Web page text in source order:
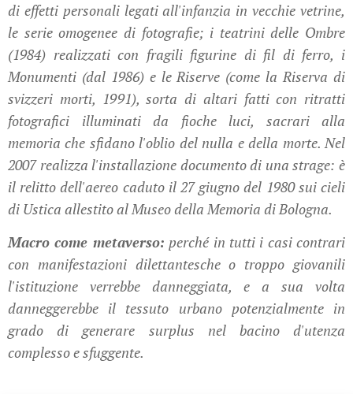
di effetti personali legati all'infanzia in vecchie vetrine,
le serie omogenee di fotografie; i teatrini delle Ombre
(1984) realizzati con fragili figurine di fil di ferro, i
Monumenti (dal 1986) e le Riserve (come la Riserva di
svizzeri morti, 1991), sorta di altari fatti con ritratti
fotografici illuminati da fioche luci, sacrari alla
memoria che sfidano l'oblio del nulla e della morte. Nel
2007 realizza l'installazione documento di una strage: è
il relitto dell'aereo caduto il 27 giugno del 1980 sui cieli
di Ustica allestito al Museo della Memoria di Bologna.
Macro come metaverso: perché in tutti i casi contrari
con manifestazioni dilettantesche o troppo giovanili
l'istituzione verrebbe danneggiata, e a sua volta
danneggerebbe il tessuto urbano potenzialmente in
grado di generare surplus nel bacino d'utenza
complesso e sfuggente.